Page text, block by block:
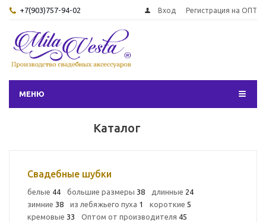
+7(903)757-94-02 Вход Регистрация на ОПТ
МЕНЮ
Каталог
Свадебные шубки
белые 44 большие размеры 38 длинные 24
зимние 38 из лебяжьего пуха 1 короткие 5
кремовые 33 Оптом от производителя 45